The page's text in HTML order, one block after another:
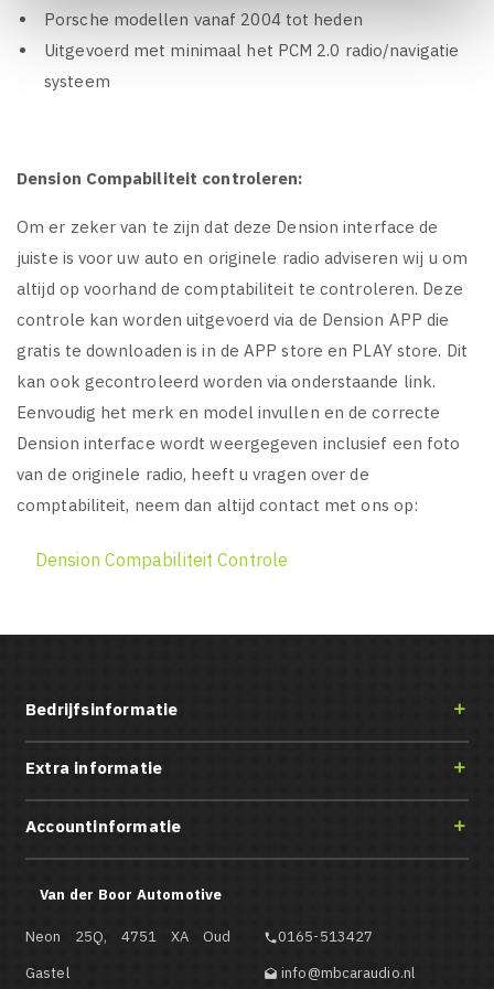
Porsche modellen vanaf 2004 tot heden
Uitgevoerd met minimaal het PCM 2.0 radio/navigatie
systeem
Dension Compabiliteit controleren:
Om er zeker van te zijn dat deze Dension interface de
juiste is voor uw auto en originele radio adviseren wij u om
altijd op voorhand de comptabiliteit te controleren. Deze
controle kan worden uitgevoerd via de Dension APP die
gratis te downloaden is in de APP store en PLAY store. Dit
kan ook gecontroleerd worden via onderstaande link.
Eenvoudig het merk en model invullen en de correcte
Dension interface wordt weergegeven inclusief een foto
van de originele radio, heeft u vragen over de
comptabiliteit, neem dan altijd contact met ons op:
Dension Compabiliteit Controle
Bedrijfsinformatie 
Extra informatie 
Accountinformatie 
Van der Boor Automotive
Neon 25Q, 4751 XA Oud
Gastel
0165-513427
 info@mbcaraudio.nl